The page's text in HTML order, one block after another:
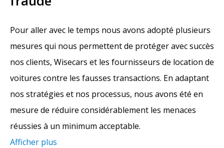
Pour aller avec le temps nous avons adopté plusieurs
mesures qui nous permettent de protéger avec succès
nos clients, Wisecars et les fournisseurs de location de
voitures contre les fausses transactions. En adaptant
nos stratégies et nos processus, nous avons été en
mesure de réduire considérablement les menaces
réussies à un minimum acceptable.
Afficher plus